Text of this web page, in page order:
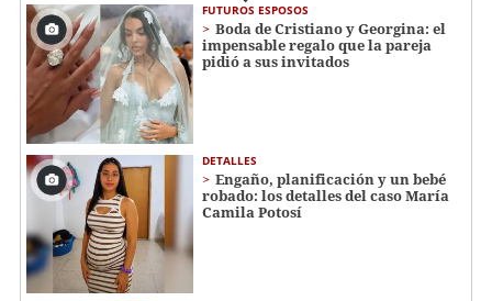
FUTUROS ESPOSOS
Boda de Cristiano y Georgina: el
impensable regalo que la pareja
pidió a sus invitados
DETALLES
Engaño, planificación y un bebé
robado: los detalles del caso María
Camila Potosí